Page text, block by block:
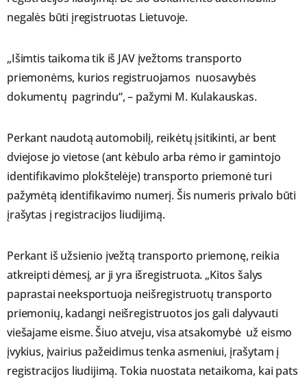
negalės būti įregistruotas Lietuvoje.
„Išimtis taikoma tik iš JAV įvežtoms transporto
priemonėms, kurios registruojamos nuosavybės
dokumentų pagrindu“, – pažymi M. Kulakauskas.
Perkant naudotą automobilį, reikėtų įsitikinti, ar bent
dviejose jo vietose (ant kėbulo arba rėmo ir gamintojo
identifikavimo plokštelėje) transporto priemonė turi
pažymėtą identifikavimo numerį. Šis numeris privalo būti
įrašytas į registracijos liudijimą.
Perkant iš užsienio įvežtą transporto priemonę, reikia
atkreipti dėmesį, ar ji yra išregistruota. „Kitos šalys
paprastai neeksportuoja neišregistruotų transporto
priemonių, kadangi neišregistruotos jos gali dalyvauti
viešajame eisme. Šiuo atveju, visa atsakomybė už eismo
įvykius, įvairius pažeidimus tenka asmeniui, įrašytam į
registracijos liudijimą. Tokia nuostata netaikoma, kai pats